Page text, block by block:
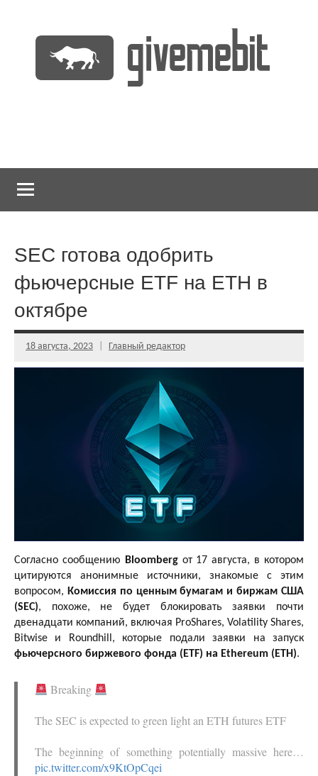
содержимому
SEC готова одобрить
фьючерсные ETF на ETH в
октябре
18 августа, 2023 Главный редактор
Согласно сообщению Bloombergот 17 августа, в котором
цитируются анонимные источники, знакомые с этим
вопросом, Комиссия по ценным бумагам и биржам США
(SEC), похоже, не будет блокировать заявки почти
двенадцати компаний, включая ProShares, Volatility Shares,
Bitwise и Roundhill, которые подали заявки на запуск
фьючерсного биржевого фонда (ETF) на Ethereum (ETH).
Breaking
The SEC is expected to green light an ETH futures ETF
The beginning of something potentially massive here…
pic.twitter.com/x9KtOpCqei